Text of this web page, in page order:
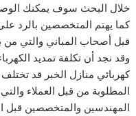
خلال البحث سوف يمكنك
كما يهتم المتخصصين بالرد
قبل أصحاب المباني والتي من
وقد نجد أن تكلفة تمديد
كهربائي منازل الخبر قد
المطلوبة من قبل العملاء
المهندسين والمتخصصين قبل